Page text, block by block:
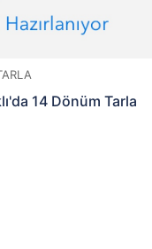
14 Dönüm Tarla